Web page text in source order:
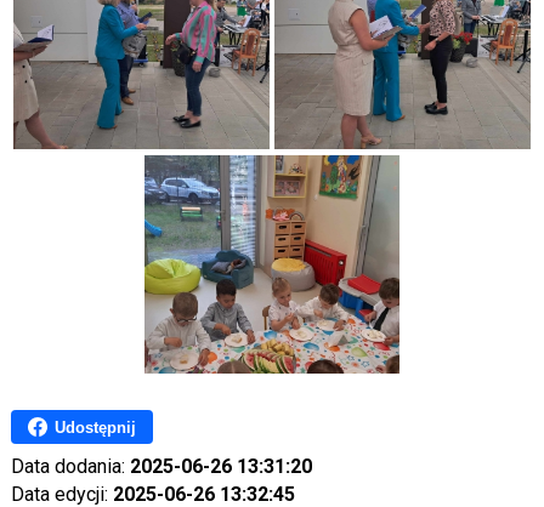
Udostępnij
Data dodania: 2025-06-26 13:31:20
Data edycji: 2025-06-26 13:32:45